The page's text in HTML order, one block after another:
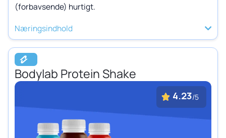
(forbavsende) hurtigt.
Næringsindhold
Bodylab Protein Shake
4.23/5